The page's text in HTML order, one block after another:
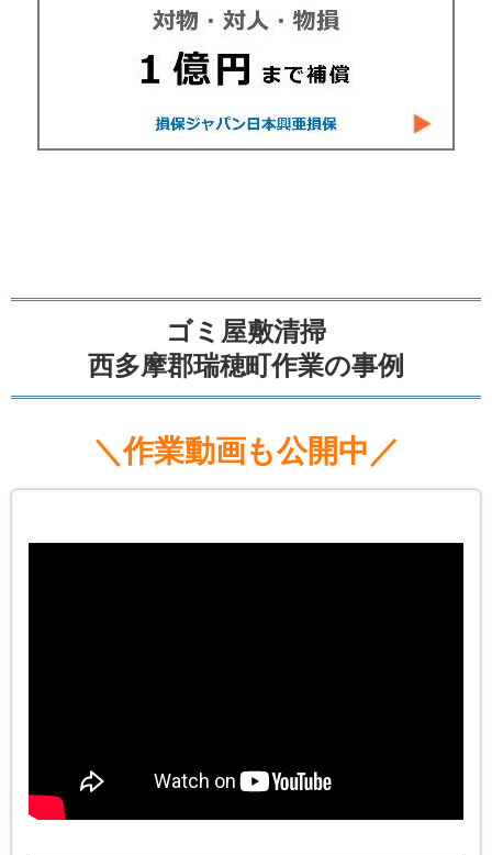
ゴミ屋敷清掃
西多摩郡瑞穂町作業の事例
＼作業動画も公開中／